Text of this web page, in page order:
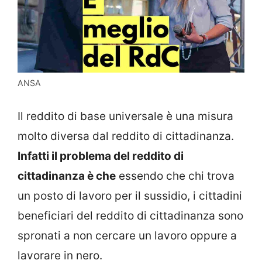
ANSA
Il reddito di base universale è una misura
molto diversa dal reddito di cittadinanza.
Infatti il problema del reddito di
cittadinanza è che essendo che chi trova
un posto di lavoro per il sussidio, i cittadini
beneficiari del reddito di cittadinanza sono
spronati a non cercare un lavoro oppure a
lavorare in nero.